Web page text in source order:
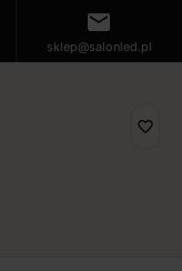
mail
sklep@salonled.pl
favorite_border